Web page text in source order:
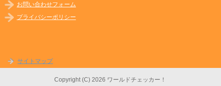
お問い合わせフォーム
プライバシーポリシー
サイトマップ
Copyright (C) 2026 ワールドチェッカー！